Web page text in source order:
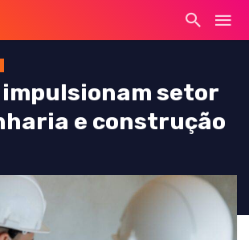
impulsionam setor
e construção